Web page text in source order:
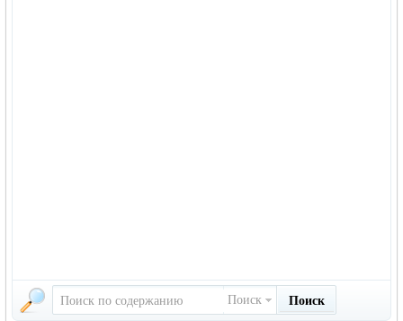
Поиск Поиск